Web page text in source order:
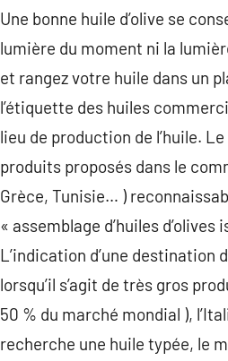
Une bonne huile d’olive se
lumière du moment ni la
et rangez votre huile dans un
l’étiquette des huiles
lieu de production de l’huile.
produits proposés dans le
Grèce, Tunisie… )
« assemblage d’huiles
L’indication d’une destination
lorsqu’il s’agit de très gros
50 % du marché mondial ),
recherche une huile typée, le